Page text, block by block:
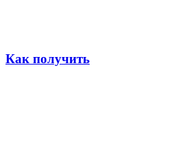
Как получить